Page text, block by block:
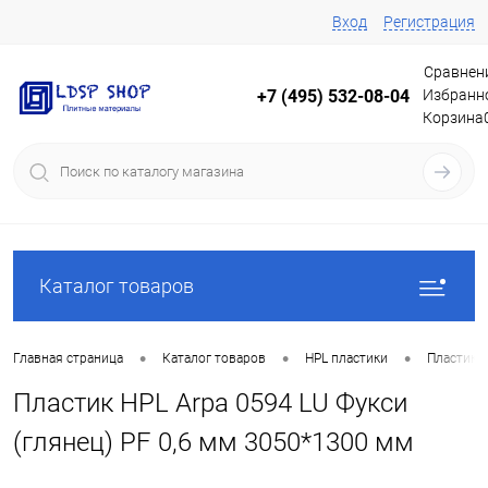
Вход Регистрация
+7 (495) 532-08-04
Корзина
Каталог товаров
Главная страница • Каталог товаров • HPL пластики • Пластики
Пластик HPL Arpa 0594 LU Фукси
(глянец) PF 0,6 мм 3050*1300 мм